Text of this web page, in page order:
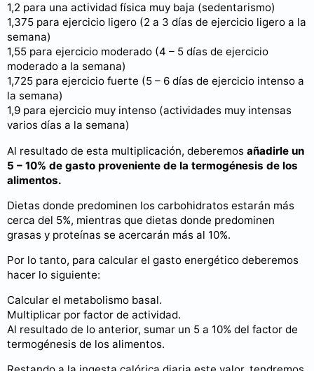
1,2 para una actividad física muy baja (sedentarismo)
1,375 para ejercicio ligero (2 a 3 días de ejercicio ligero a la
semana)
1,55 para ejercicio moderado (4 – 5 días de ejercicio
moderado a la semana)
1,725 para ejercicio fuerte (5 – 6 días de ejercicio intenso a
la semana)
1,9 para ejercicio muy intenso (actividades muy intensas
varios días a la semana)
Al resultado de esta multiplicación, deberemos añadirle un
5 – 10% de gasto proveniente de la termogénesis de los
alimentos.
Dietas donde predominen los carbohidratos estarán más
cerca del 5%, mientras que dietas donde predominen
grasas y proteínas se acercarán más al 10%.
Por lo tanto, para calcular el gasto energético deberemos
hacer lo siguiente:
Calcular el metabolismo basal.
Multiplicar por factor de actividad.
Al resultado de lo anterior, sumar un 5 a 10% del factor de
termogénesis de los alimentos.